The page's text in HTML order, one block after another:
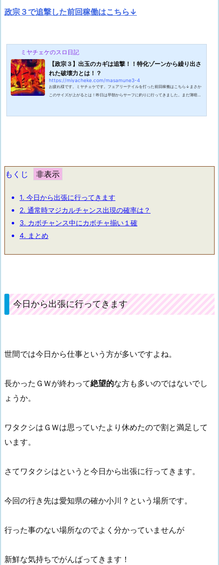
政宗３で追撃した前回稼働はこちら↓
ミヤチェケのスロ日記
【政宗３】出玉のカギは追撃！！特化ゾーンから繰り出さ
れた破壊力とは！？
https://miyacheke.com/masamune3-4
お疲れ様です。ミヤチェケです。フェアリーテイルを打った前回稼働はこちら↓まさか
このサイズが上がるとは！昨日は早朝からサーフに釣りに行ってきました。まだ薄暗い
もくじ
1. 今日から出張に行ってきます
2. 通常時マジカルチャンス出現の確率は？
3. カボチャンス中にカボチャ揃い１確
4. まとめ
今日から出張に行ってきます
世間では今日から仕事という方が多いですよね。
長かったＧＷが終わって絶望的な方も多いのではないでし
ょうか。
ワタクシはＧＷは思っていたより休めたので割と満足して
います。
さてワタクシはというと今日から出張に行ってきます。
今回の行き先は愛知県の確か小川？という場所です。
行った事のない場所なのでよく分かっていませんが
新鮮な気持ちでがんばってきます！